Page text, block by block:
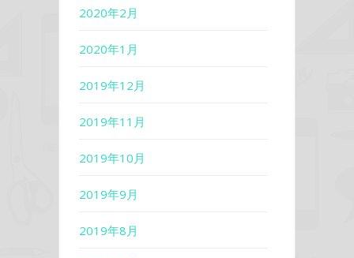
2020年2月
2020年1月
2019年12月
2019年11月
2019年10月
2019年9月
2019年8月